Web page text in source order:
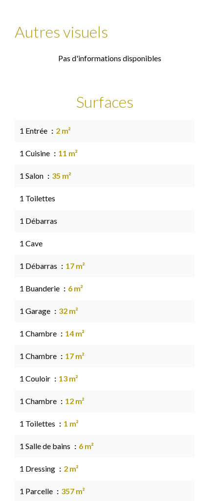
Autres visuels
Pas d'informations disponibles
Surfaces
1 Entrée 2 m²
1 Cuisine 11 m²
1 Salon 35 m²
1 Toilettes
1 Débarras
1 Cave
1 Débarras 17 m²
1 Buanderie 6 m²
1 Garage 32 m²
1 Chambre 14 m²
1 Chambre 17 m²
1 Couloir 13 m²
1 Chambre 12 m²
1 Toilettes 1 m²
1 Salle de bains 6 m²
1 Dressing 2 m²
1 Parcelle 357 m²